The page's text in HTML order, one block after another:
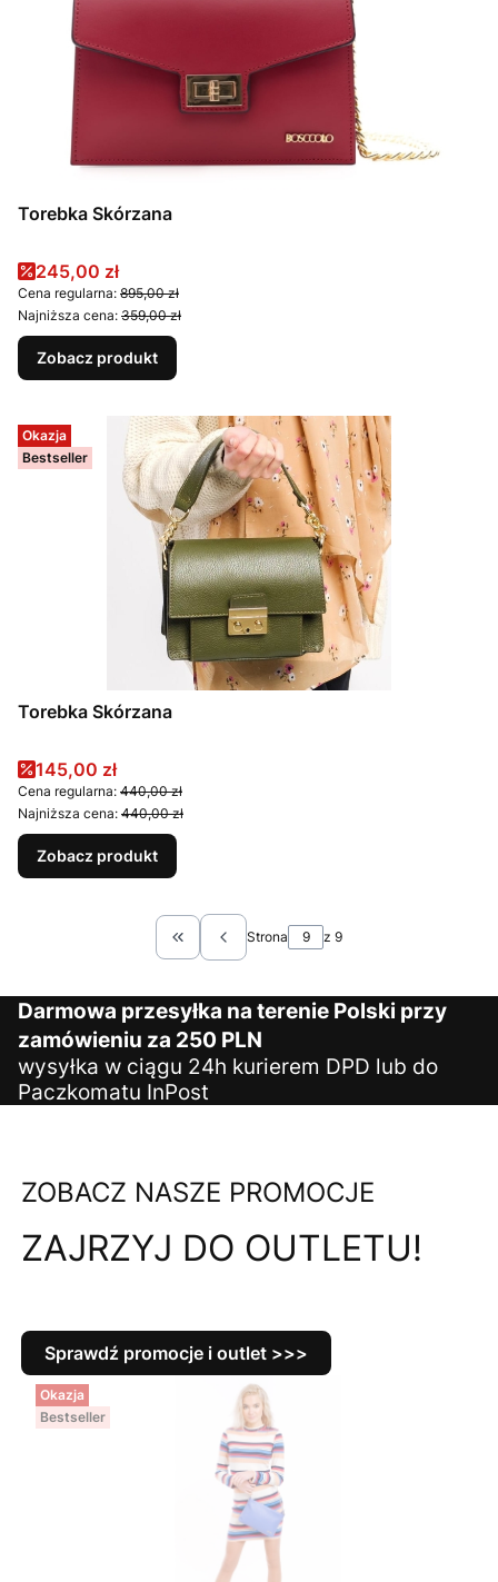
Torebka Skórzana
Cena promocyjna
245,00 zł
Cena regularna: 895,00 zł
Najniższa cena: 359,00 zł
Zobacz produkt
Okazja
Bestseller
Torebka Skórzana
Cena promocyjna
145,00 zł
Cena regularna: 440,00 zł
Najniższa cena: 440,00 zł
Zobacz produkt
Wróć do pierwszej strony z produktami
Strona z 9
Darmowa przesyłka na terenie Polski przy
zamówieniu za 250 PLN
wysyłka w ciągu 24h kurierem DPD lub do
Paczkomatu InPost
ZOBACZ NASZE PROMOCJE
ZAJRZYJ DO OUTLETU!
Sprawdź promocje i outlet >>>
Okazja
Bestseller